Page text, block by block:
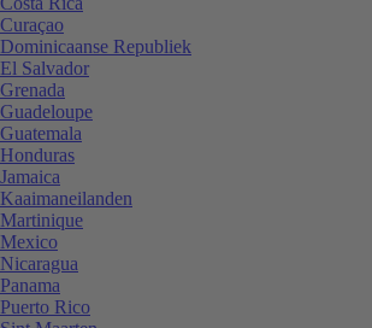
Curaçao
Dominicaanse Republiek
El Salvador
Grenada
Guadeloupe
Guatemala
Honduras
Jamaica
Kaaimaneilanden
Martinique
Mexico
Nicaragua
Panama
Puerto Rico